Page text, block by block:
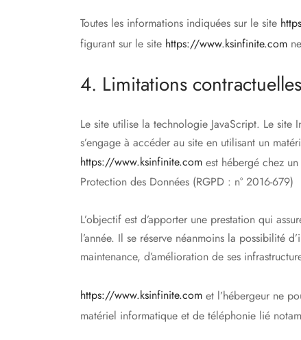
Toutes les informations indiquées sur le site
figurant sur le site https://www.ksinfinite.com
4. Limitations
Le site utilise la technologie JavaScript. Le site
s’engage à accéder au site en utilisant un
https://www.ksinfinite.com est hébergé chez
Protection des Données (RGPD : n° 2016-679)
L’objectif est d’apporter une prestation qui
l’année. Il se réserve néanmoins la possibilité
maintenance, d’amélioration de ses
https://www.ksinfinite.com et l’hébergeur ne
matériel informatique et de téléphonie lié